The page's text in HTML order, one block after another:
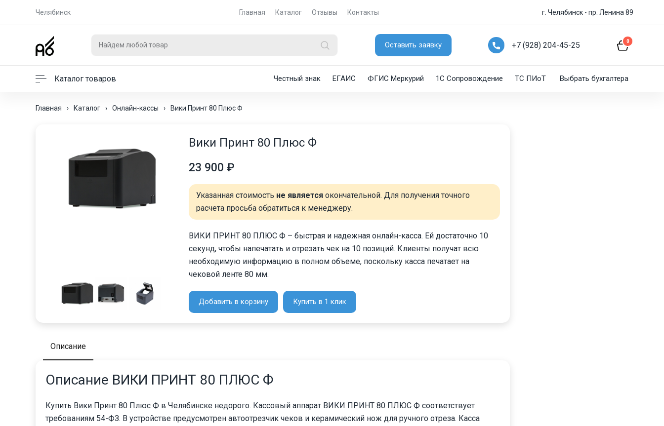
Челябинск Главная Каталог Отзывы Контакты г. Челябинск - пр. Ленина 89
Оставить заявку +7 (928) 204-45-25 0
Каталог товаров Честный знак ЕГАИС ФГИС Меркурий 1C Сопровождение ТС ПИоТ Выбрать бухгалтера
Главная › Каталог › Онлайн-кассы › Вики Принт 80 Плюс Ф
Вики Принт 80 Плюс Ф
23 900 ₽
Указанная стоимость не является окончательной. Для получения точного
расчета просьба обратиться к менеджеру.
ВИКИ ПРИНТ 80 ПЛЮС Ф – быстрая и надежная онлайн-касса. Ей достаточно 10
секунд, чтобы напечатать и отрезать чек на 10 позиций. Клиенты получат всю
необходимую информацию в полном объеме, поскольку касса печатает на
чековой ленте 80 мм.
Добавить в корзину Купить в 1 клик
Описание
Описание ВИКИ ПРИНТ 80 ПЛЮС Ф
Купить Вики Принт 80 Плюс Ф в Челябинске недорого. Кассовый аппарат ВИКИ ПРИНТ 80 ПЛЮС Ф соответствует
требованиям 54-ФЗ. В устройстве предусмотрен автоотрезчик чеков и керамический нож для ручного отреза. Касса